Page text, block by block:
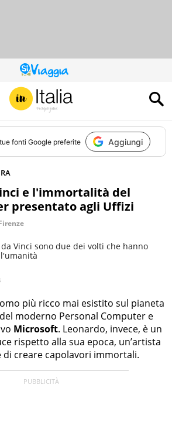
QUESTO
SITO
CONTRIBUISCE
ALL’AUDIENCE
DI
fonti Google preferite Aggiungi
e l'immortalità del
presentato agli Uffizi
Vinci sono due dei volti che hanno
più ricco mai esistito sul pianeta
moderno Personal Computer e
Microsoft. Leonardo, invece, è un
rispetto alla sua epoca, un’artista
di creare capolavori immortali.